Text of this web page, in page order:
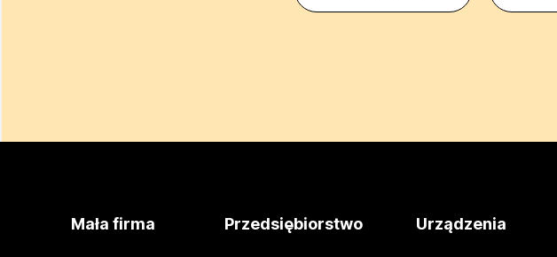
Mała firma Przedsiębiorstwo Urządzenia